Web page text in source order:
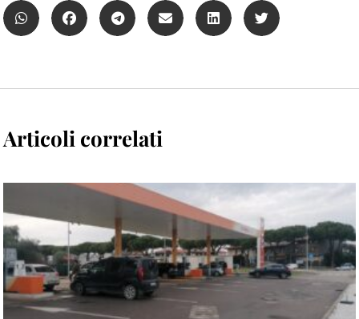
Articoli correlati